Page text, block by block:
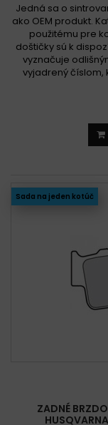
Jedná sa o
ako OEM produkt.
použitému pre
doštičky sú k
vyznačuje
vyjadrený číslom,
Sada na jeden kotúč
ZADNÉ